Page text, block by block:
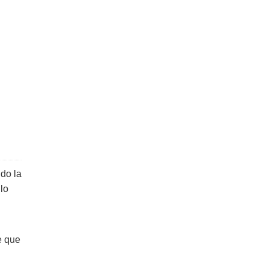
la
que